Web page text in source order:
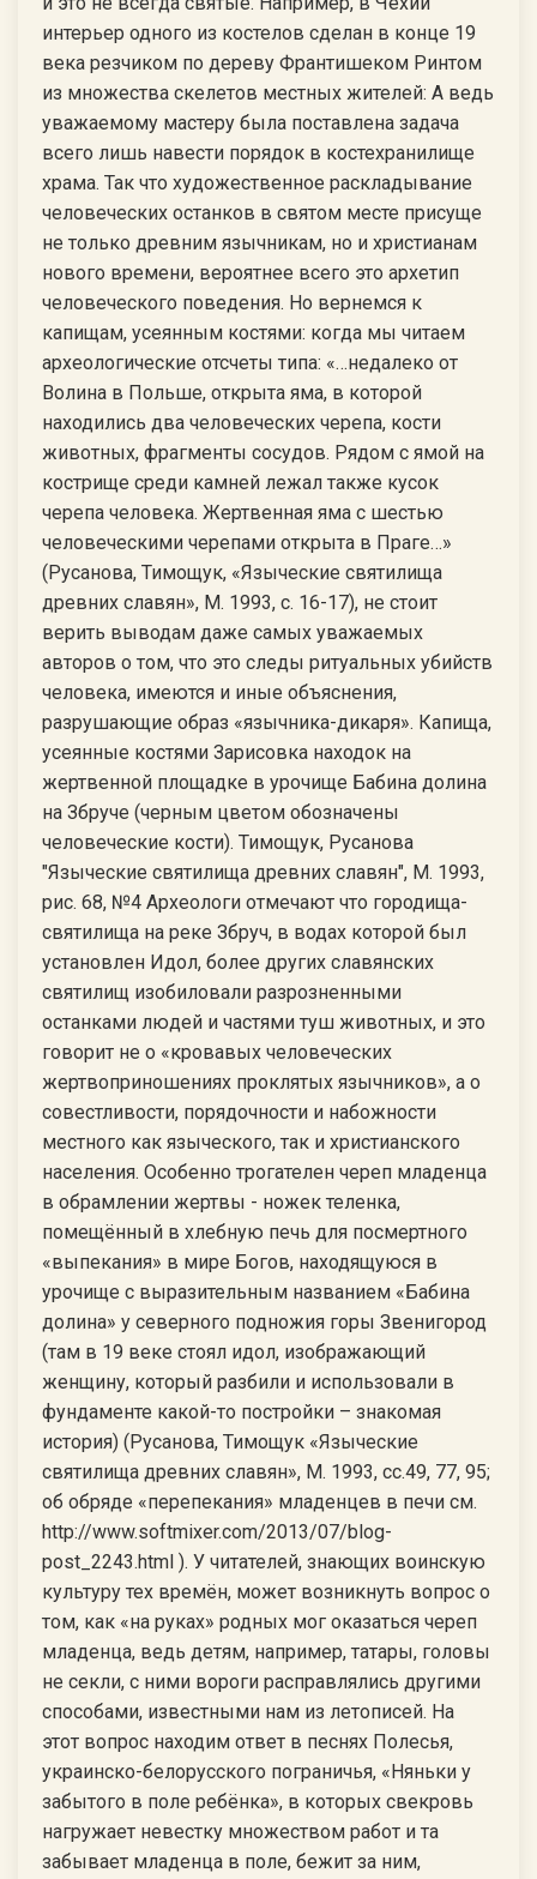
интерьер одного из костелов сделан в конце 19
века резчиком по дереву Франтишеком Ринтом
из множества скелетов местных жителей: А ведь
уважаемому мастеру была поставлена задача
всего лишь навести порядок в костехранилище
храма. Так что художественное раскладывание
человеческих останков в святом месте присуще
не только древним язычникам, но и христианам
нового времени, вероятнее всего это архетип
человеческого поведения. Но вернемся к
капищам, усеянным костями: когда мы читаем
археологические отсчеты типа: «…недалеко от
Волина в Польше, открыта яма, в которой
находились два человеческих черепа, кости
животных, фрагменты сосудов. Рядом с ямой на
кострище среди камней лежал также кусок
черепа человека. Жертвенная яма с шестью
человеческими черепами открыта в Праге…»
(Русанова, Тимощук, «Языческие святилища
древних славян», М. 1993, с. 16-17), не стоит
верить выводам даже самых уважаемых
авторов о том, что это следы ритуальных убийств
человека, имеются и иные объяснения,
разрушающие образ «язычника-дикаря». Капища,
усеянные костями Зарисовка находок на
жертвенной площадке в урочище Бабина долина
на Збруче (черным цветом обозначены
человеческие кости). Тимощук, Русанова
"Языческие святилища древних славян", М. 1993,
рис. 68, №4 Археологи отмечают что городища-
святилища на реке Збруч, в водах которой был
установлен Идол, более других славянских
святилищ изобиловали разрозненными
останками людей и частями туш животных, и это
говорит не о «кровавых человеческих
жертвоприношениях проклятых язычников», а о
совестливости, порядочности и набожности
местного как языческого, так и христианского
населения. Особенно трогателен череп младенца
в обрамлении жертвы - ножек теленка,
помещённый в хлебную печь для посмертного
«выпекания» в мире Богов, находящуюся в
урочище с выразительным названием «Бабина
долина» у северного подножия горы Звенигород
(там в 19 веке стоял идол, изображающий
женщину, который разбили и использовали в
фундаменте какой-то постройки – знакомая
история) (Русанова, Тимощук «Языческие
святилища древних славян», М. 1993, сс.49, 77, 95;
об обряде «перепекания» младенцев в печи см.
http://www.softmixer.com/2013/07/blog-
post_2243.html ). У читателей, знающих воинскую
культуру тех времён, может возникнуть вопрос о
том, как «на руках» родных мог оказаться череп
младенца, ведь детям, например, татары, головы
не секли, с ними вороги расправлялись другими
способами, известными нам из летописей. На
этот вопрос находим ответ в песнях Полесья,
украинско-белорусского пограничья, «Няньки у
забытого в поле ребёнка», в которых свекровь
нагружает невестку множеством работ и та
забывает младенца в поле, бежит за ним,